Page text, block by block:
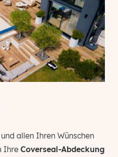
allen Ihren Wünschen
Ihre Coverseal-Abdeckung